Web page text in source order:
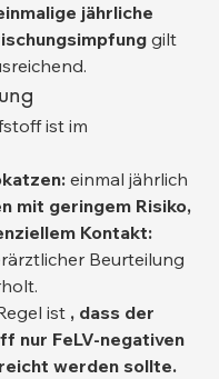
jährliche
gilt
ist im
einmal jährlich
mit geringem Risiko,
Kontakt:
Beurteilung
ist , dass der
nur FeLV-negativen
werden sollte.